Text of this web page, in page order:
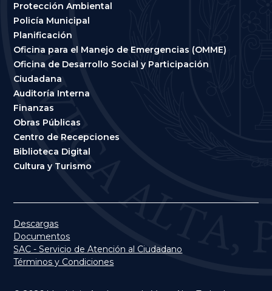
Protección Ambiental
Policía Municipal
Planificación
Oficina para el Manejo de Emergencias (OMME)
Oficina de Desarrollo Social y Participación
Ciudadana
Auditoría Interna
Finanzas
Obras Públicas
Centro de Recepciones
Biblioteca Digital
Cultura y Turismo
Descargas
Documentos
SAC - Servicio de Atención al Ciudadano
Términos y Condiciones